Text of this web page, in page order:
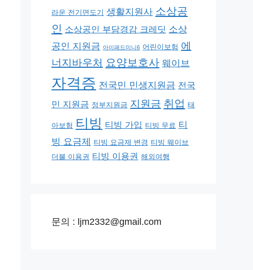
라운 전기면도기 생활지원사 소상공
인 소상공인 부담경감 크레딧 소상
공인 지원금 아이패드미니6 어린이보험 에
너지바우처 요양보호사 웨이브
자격증 전국민 민생지원금 전국
민 지원금 정부지원금 지원금 취업 태
아보험 티빙 티빙 가입 티빙 무료 티
빙 요금제 티빙 요금제 변경 티빙 웨이브
더블 이용권 티빙 이용권 해외여행
문의 : ljm2332@gmail.com